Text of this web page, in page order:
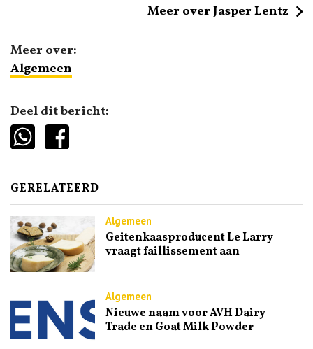
Meer over Jasper Lentz
Meer over:
Algemeen
Deel dit bericht:
GERELATEERD
Algemeen
Geitenkaasproducent Le Larry
vraagt faillissement aan
Algemeen
Nieuwe naam voor AVH Dairy
Trade en Goat Milk Powder